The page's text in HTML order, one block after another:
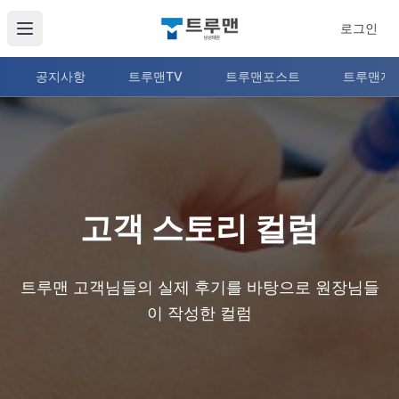
로그인
공지사항 트루맨TV 트루맨포스트 트루맨지
트루맨 고객 스토리 컬럼
트루맨 남성의원 커뮤니티
고객 스토리 컬럼
트루맨 고객님들의 실제 후기를 바탕으로 원장님들
이 작성한 컬럼